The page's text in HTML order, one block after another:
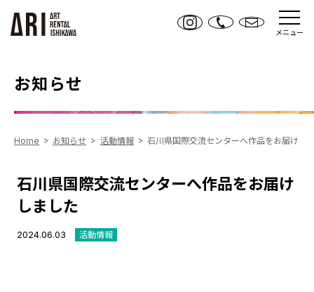
メニュー
お知らせ
Home お知らせ 活動情報 石川県国際交流センターへ作品をお届けし
石川県国際交流センターへ作品をお届け
しました
2024.06.03 活動情報